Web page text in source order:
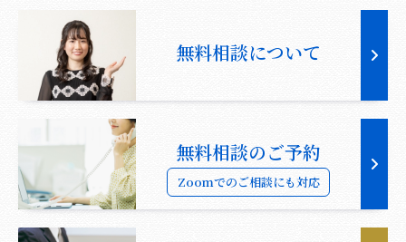
無料相談について
無料相談のご予約
Zoomでのご相談にも対応